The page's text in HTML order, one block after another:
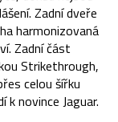
Zadní dveře
harmonizovaná
Zadní část
Strikethrough,
celou šířku
novince Jaguar.